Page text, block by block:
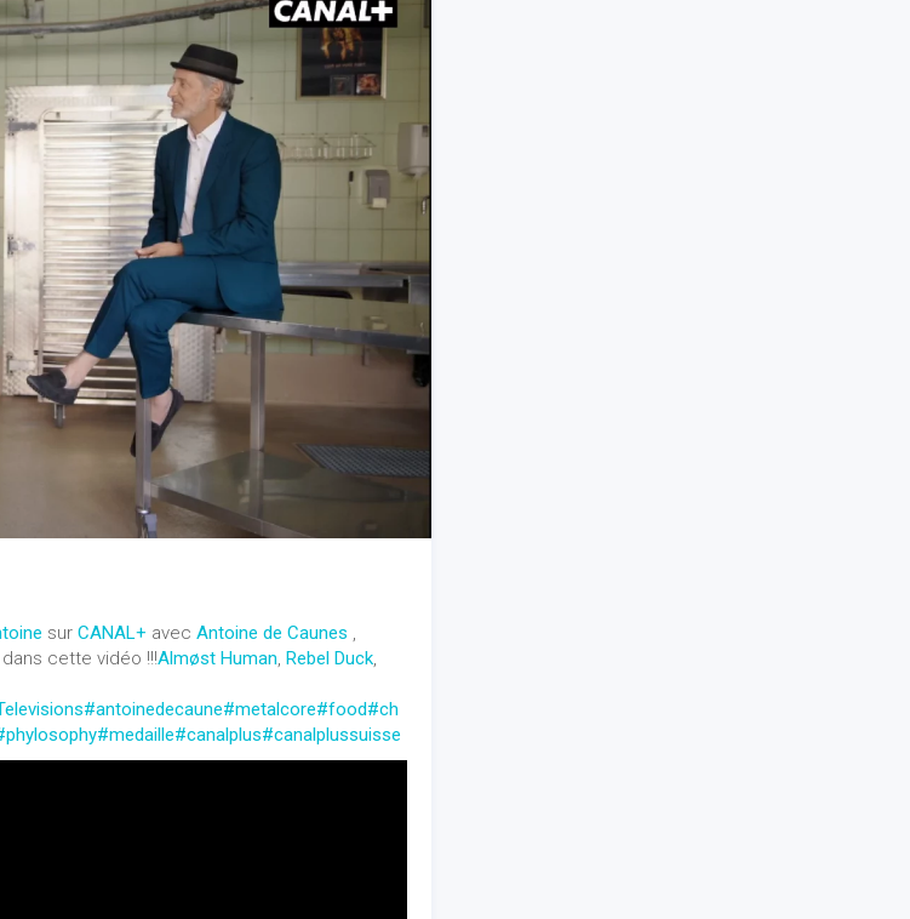
sur CANAL+ avec Antoine de Caunes ,
cette vidéo !!!Almøst Human, Rebel Duck,
#antoinedecaune#metalcore#food#ch
#medaille#canalplus#canalplussuisse